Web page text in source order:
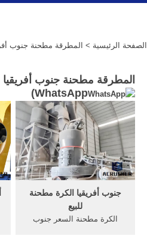
الصفحة الرئيسية > المطرقة مطحنة جنوب
المطرقة مطحنة جنوب
WhatsApp
)
جنوب أفريقيا الكرة مطحنة
للبيع
الكرة مطحنة السعر جنوب